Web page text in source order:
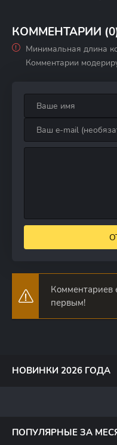
КОММЕНТАРИИ
Минимальная длина
Комментарии
Комментариев
первым!
НОВИНКИ 2026 ГОДА
ПОПУЛЯРНЫЕ ЗА